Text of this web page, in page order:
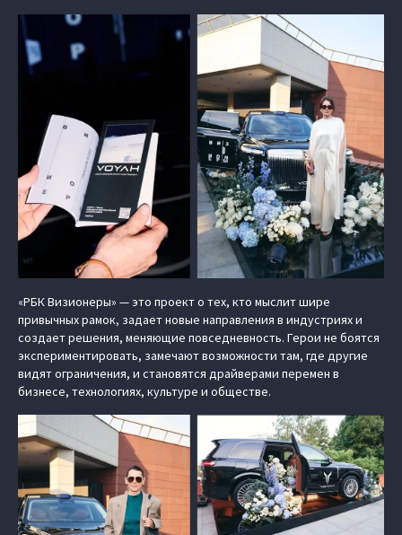
«РБК Визионеры» — это проект о тех, кто мыслит шире
привычных рамок, задает новые направления в индустриях и
создает решения, меняющие повседневность. Герои не боятся
экспериментировать, замечают возможности там, где другие
видят ограничения, и становятся драйверами перемен в
бизнесе, технологиях, культуре и обществе.